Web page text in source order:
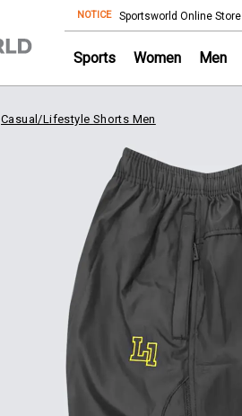
NOTICE Sportsworld Online Store
Sports Women Men
Casual/Lifestyle Shorts Men